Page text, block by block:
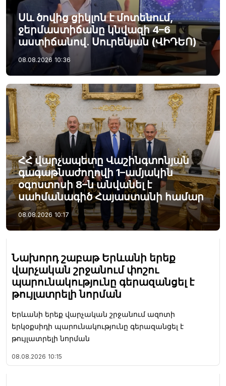
Սև ծովից ցիկլոն է մոտենում,
ջերմաստիճանը կնվազի 4–6
աստիճանով. Սուրենյան (ՎԻԴԵՈ)
08.08.2026 10:36
ՀՀ վարչապետը Վաշինգտոնյան
գագաթնաժողովի 1–ամյակին
օգոստոսի 8–ն անվանել է
սահմանագիծ Հայաստանի համար
08.08.2026 10:17
Նախորդ շաբաթ Երևանի երեք
վարչական շրջանում փոշու
պարունակությունը գերազանցել է
թույլատրելի նորման
Երևանի երեք վարչական շրջանում ազոտի
երկօքսիդի պարունակությունը գերազանցել է
թույլատրելի նորման
08.08.2026 10:15